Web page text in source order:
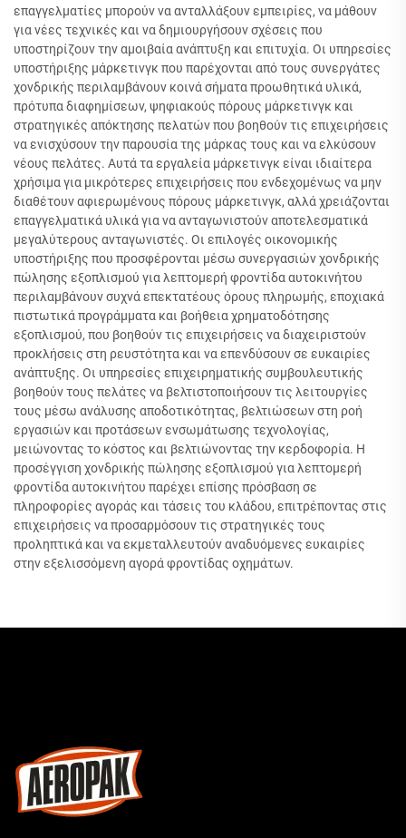
επαγγελματίες μπορούν να ανταλλάξουν εμπειρίες, να μάθουν
για νέες τεχνικές και να δημιουργήσουν σχέσεις που
υποστηρίζουν την αμοιβαία ανάπτυξη και επιτυχία. Οι υπηρεσίες
υποστήριξης μάρκετινγκ που παρέχονται από τους συνεργάτες
χονδρικής περιλαμβάνουν κοινά σήματα προωθητικά υλικά,
πρότυπα διαφημίσεων, ψηφιακούς πόρους μάρκετινγκ και
στρατηγικές απόκτησης πελατών που βοηθούν τις επιχειρήσεις
να ενισχύσουν την παρουσία της μάρκας τους και να ελκύσουν
νέους πελάτες. Αυτά τα εργαλεία μάρκετινγκ είναι ιδιαίτερα
χρήσιμα για μικρότερες επιχειρήσεις που ενδεχομένως να μην
διαθέτουν αφιερωμένους πόρους μάρκετινγκ, αλλά χρειάζονται
επαγγελματικά υλικά για να ανταγωνιστούν αποτελεσματικά
μεγαλύτερους ανταγωνιστές. Οι επιλογές οικονομικής
υποστήριξης που προσφέρονται μέσω συνεργασιών χονδρικής
πώλησης εξοπλισμού για λεπτομερή φροντίδα αυτοκινήτου
περιλαμβάνουν συχνά επεκτατέους όρους πληρωμής, εποχιακά
πιστωτικά προγράμματα και βοήθεια χρηματοδότησης
εξοπλισμού, που βοηθούν τις επιχειρήσεις να διαχειριστούν
προκλήσεις στη ρευστότητα και να επενδύσουν σε ευκαιρίες
ανάπτυξης. Οι υπηρεσίες επιχειρηματικής συμβουλευτικής
βοηθούν τους πελάτες να βελτιστοποιήσουν τις λειτουργίες
τους μέσω ανάλυσης αποδοτικότητας, βελτιώσεων στη ροή
εργασιών και προτάσεων ενσωμάτωσης τεχνολογίας,
μειώνοντας το κόστος και βελτιώνοντας την κερδοφορία. Η
προσέγγιση χονδρικής πώλησης εξοπλισμού για λεπτομερή
φροντίδα αυτοκινήτου παρέχει επίσης πρόσβαση σε
πληροφορίες αγοράς και τάσεις του κλάδου, επιτρέποντας στις
επιχειρήσεις να προσαρμόσουν τις στρατηγικές τους
προληπτικά και να εκμεταλλευτούν αναδυόμενες ευκαιρίες
στην εξελισσόμενη αγορά φροντίδας οχημάτων.